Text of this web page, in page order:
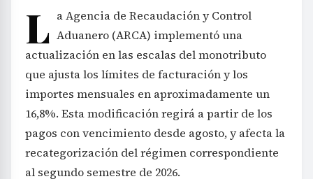
L a Agencia de Recaudación y Control
Aduanero (ARCA) implementó una
actualización en las escalas del monotributo
que ajusta los límites de facturación y los
importes mensuales en aproximadamente un
16,8%. Esta modificación regirá a partir de los
pagos con vencimiento desde agosto, y afecta la
recategorización del régimen correspondiente
al segundo semestre de 2026.